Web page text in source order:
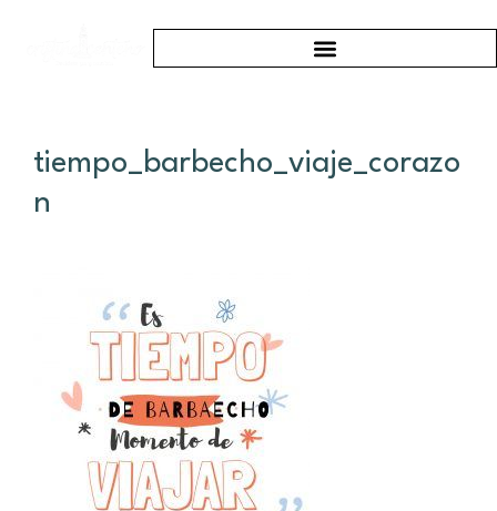
tiempo_barbecho_viaje_corazo
n